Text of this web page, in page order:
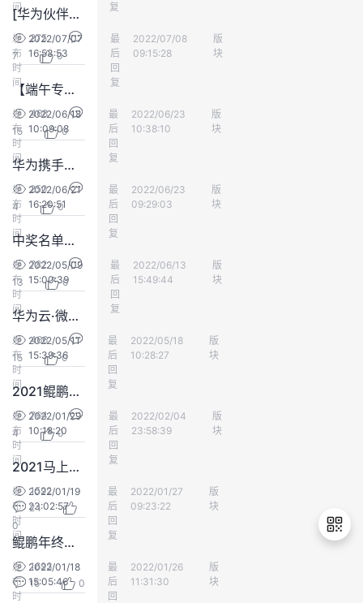
学
堂
我
的
课
程
我
的
认
证
我
的
实
验
我
的
收
藏
持
我
的
技
术
支
持
我
的
云
声
建
议
间
复
[华为伙伴暨开发者大会] （获奖名单公布）看看有你吗
发
布
时
间
2022/07/07
16:53:53
最
后
回
复
用户
2022/07/08
09:15:28
版
块
275
7
0
【端午专题活动】AOC我对你情有独“粽”，中奖名单已公布
发
布
时
间
2022/06/18
10:09:08
最
后
回
复
yd_275946504
2022/06/23
10:38:10
版
块
468
15
0
华为携手银联，共筑网络数字化运维基座的中奖名单已发布
发
布
时
间
2022/06/21
16:20:51
最
后
回
复
闫闫闫
2022/06/23
09:29:03
版
块
250
4
0
中奖名单发布了进来看看有你吗
发
布
时
间
2022/05/09
15:00:39
最
后
回
复
CocoLiu2020
2022/06/13
15:49:44
版
块
782
13
0
华为云·微话题（第51期）获奖名单已发布
发
布
时
间
2022/05/11
15:39:36
最
后
回
复
z zhang
2022/05/18
10:28:27
版
块
466
15
0
2021鲲鹏开发者年终盛典签到码豆的蓝牙鼠标名单出炉了
发
布
时
间
2022/01/29
10:18:20
最
后
回
复
koalalee
2022/02/04
23:58:39
版
块
764
4
0
2021马上就要过去啦！来参与话题互动的获奖名单已公布
发
布
时
间
2022/01/19
23:02:57
最
后
回
复
拉风的牛
2022/01/27
09:23:22
版
块
1592
24
0
鲲鹏年终盛典签到开奖了
发
布
时
2022/01/18
15:05:46
最
后
回
vv v
2022/01/26
11:31:30
版
块
1693
15
0